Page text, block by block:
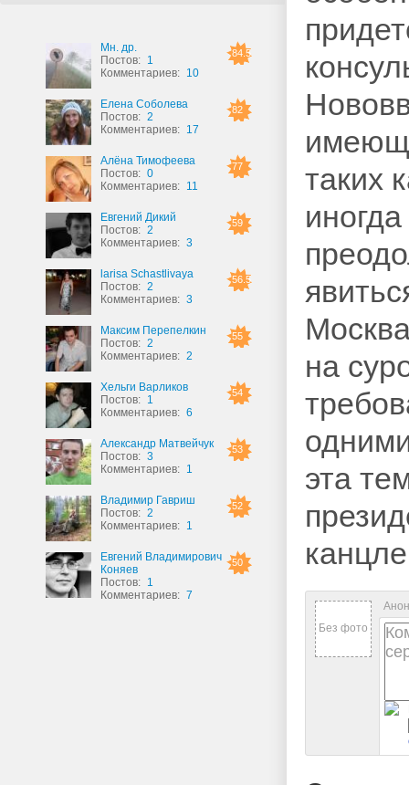
84.5
Мн. др.
Постов: 1
Комментариев: 10
82
Елена Соболева
Постов: 2
Комментариев: 17
77
Алёна Тимофеева
Постов: 0
Комментариев: 11
59
Евгений Дикий
Постов: 2
Комментариев: 3
56.5
larisa Schastlivaya
Постов: 2
Комментариев: 3
55
Максим Перепелкин
Постов: 2
Комментариев: 2
54
Хельги Варликов
Постов: 1
Комментариев: 6
53
Александр Матвейчук
Постов: 3
Комментариев: 1
52
Владимир Гавриш
Постов: 2
Комментариев: 1
50
Евгений Владимирович
Коняев
Постов: 1
Комментариев: 7
таких
на
эта
Без фото